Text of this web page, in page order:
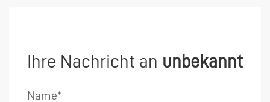
Ihre Nachricht an unbekannt
Name*